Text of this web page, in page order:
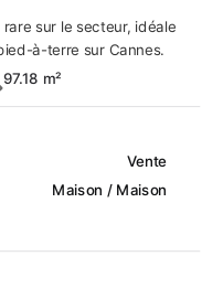
sur le secteur, idéale
à-terre sur Cannes.
97.18 m²
Vente
Maison / Maison